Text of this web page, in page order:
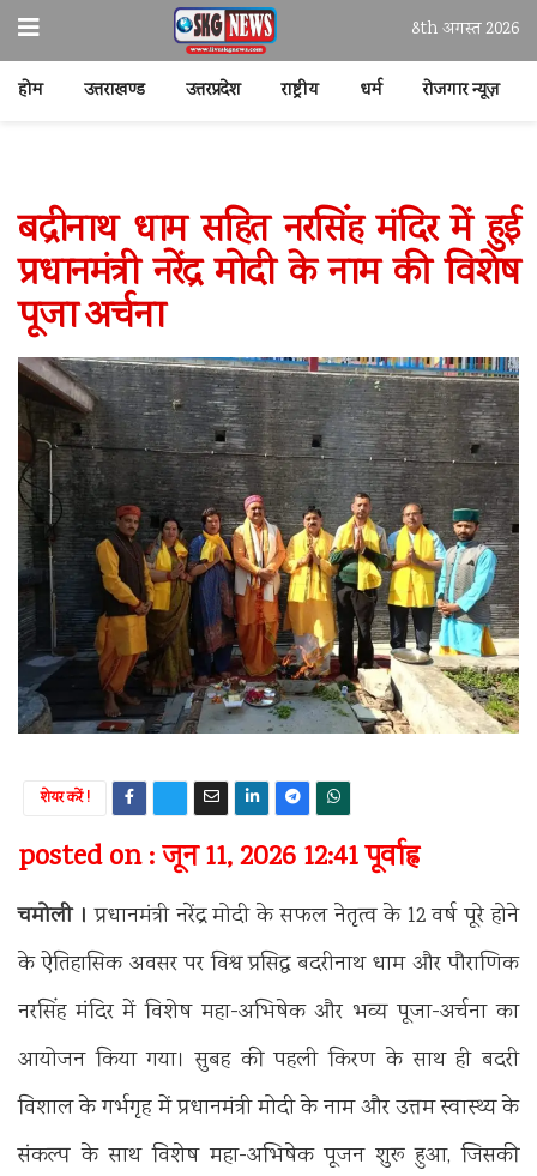
8th अगस्त 2026
होम उत्तराखण्ड उत्तरप्रदेश राष्ट्रीय धर्म रोजगार न्यूज़
बद्रीनाथ धाम सहित नरसिंह मंदिर में हुई
प्रधानमंत्री नरेंद्र मोदी के नाम की विशेष
पूजा अर्चना
शेयर करें !
posted on : जून 11, 2026 12:41 पूर्वाह्न
चमोली । प्रधानमंत्री नरेंद्र मोदी के सफल नेतृत्व के 12 वर्ष पूरे होने
के ऐतिहासिक अवसर पर विश्व प्रसिद्ध बदरीनाथ धाम और पौराणिक
नरसिंह मंदिर में विशेष महा-अभिषेक और भव्य पूजा-अर्चना का
आयोजन किया गया। सुबह की पहली किरण के साथ ही बदरी
विशाल के गर्भगृह में प्रधानमंत्री मोदी के नाम और उत्तम स्वास्थ्य के
संकल्प के साथ विशेष महा-अभिषेक पूजन शुरू हुआ, जिसकी